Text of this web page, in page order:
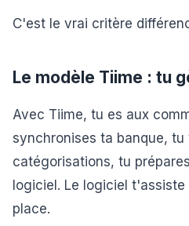
C'est le vrai critère
Le modèle Tiime : tu
Avec Tiime, tu es aux
synchronises ta banque, tu
catégorisations, tu
logiciel. Le logiciel
place.